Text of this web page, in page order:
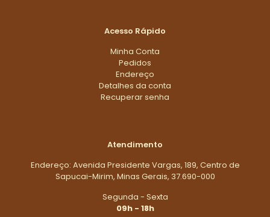
Acesso Rápido
Minha Conta
Pedidos
Endereço
Detalhes da conta
Recuperar senha
Atendimento
Endereço: Avenida Presidente Vargas, 189, Centro de
Sapucai-Mirim, Minas Gerais, 37.690-000
Segunda - Sexta
09h - 18h